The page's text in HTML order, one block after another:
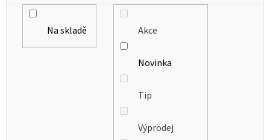
Na skladě Akce
Novinka
Tip
Výprodej